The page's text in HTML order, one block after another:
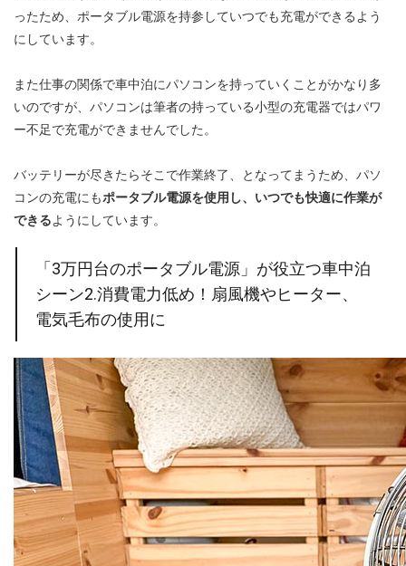
ったため、ポータブル電源を持参していつでも充電ができるよう
にしています。
また仕事の関係で車中泊にパソコンを持っていくことがかなり多
いのですが、パソコンは筆者の持っている小型の充電器ではパワ
ー不足で充電ができませんでした。
バッテリーが尽きたらそこで作業終了、となってまうため、パソ
コンの充電にもポータブル電源を使用し、いつでも快適に作業が
できるようにしています。
「3万円台のポータブル電源」が役立つ車中泊
シーン2.消費電力低め！扇風機やヒーター、
電気毛布の使用に